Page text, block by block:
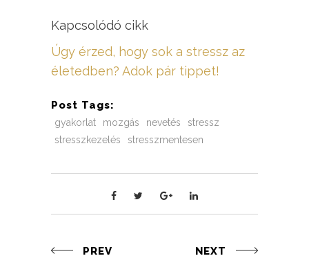
Kapcsolódó cikk
Úgy érzed, hogy sok a stressz az
életedben? Adok pár tippet!
Post Tags:
gyakorlat mozgás nevetés
stressz
stresszkezelés
stresszmentesen
PREV NEXT